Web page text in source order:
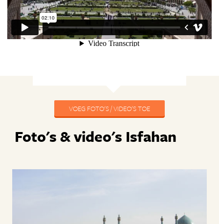
VOEG FOTO'S / VIDEO'S TOE
Foto's & video's Isfahan